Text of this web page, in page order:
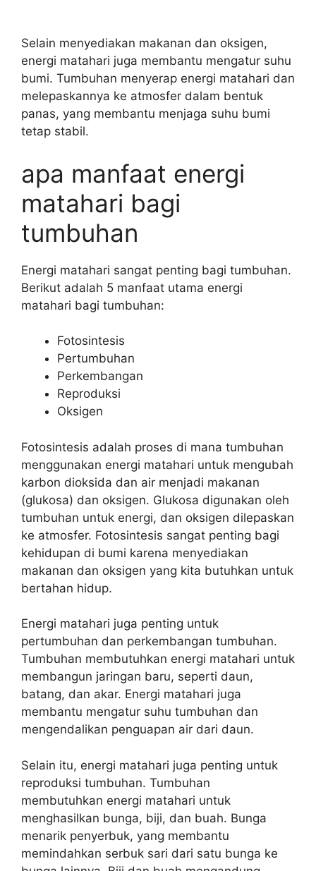
Selain menyediakan makanan dan oksigen,
energi matahari juga membantu mengatur suhu
bumi. Tumbuhan menyerap energi matahari dan
melepaskannya ke atmosfer dalam bentuk
panas, yang membantu menjaga suhu bumi
tetap stabil.
apa manfaat energi
matahari bagi
tumbuhan
Energi matahari sangat penting bagi tumbuhan.
Berikut adalah 5 manfaat utama energi
matahari bagi tumbuhan:
Fotosintesis
Pertumbuhan
Perkembangan
Reproduksi
Oksigen
Fotosintesis adalah proses di mana tumbuhan
menggunakan energi matahari untuk mengubah
karbon dioksida dan air menjadi makanan
(glukosa) dan oksigen. Glukosa digunakan oleh
tumbuhan untuk energi, dan oksigen dilepaskan
ke atmosfer. Fotosintesis sangat penting bagi
kehidupan di bumi karena menyediakan
makanan dan oksigen yang kita butuhkan untuk
bertahan hidup.
Energi matahari juga penting untuk
pertumbuhan dan perkembangan tumbuhan.
Tumbuhan membutuhkan energi matahari untuk
membangun jaringan baru, seperti daun,
batang, dan akar. Energi matahari juga
membantu mengatur suhu tumbuhan dan
mengendalikan penguapan air dari daun.
Selain itu, energi matahari juga penting untuk
reproduksi tumbuhan. Tumbuhan
membutuhkan energi matahari untuk
menghasilkan bunga, biji, dan buah. Bunga
menarik penyerbuk, yang membantu
memindahkan serbuk sari dari satu bunga ke